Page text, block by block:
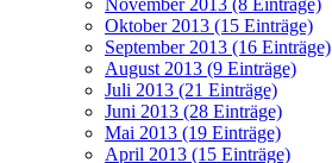
Oktober 2013 (15 Einträge)
September 2013 (16 Einträge)
August 2013 (9 Einträge)
Juli 2013 (21 Einträge)
Juni 2013 (28 Einträge)
Mai 2013 (19 Einträge)
April 2013 (15 Einträge)